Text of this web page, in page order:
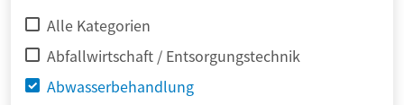
Alle Kategorien
Abfallwirtschaft / Entsorgungstechnik
Abwasserbehandlung